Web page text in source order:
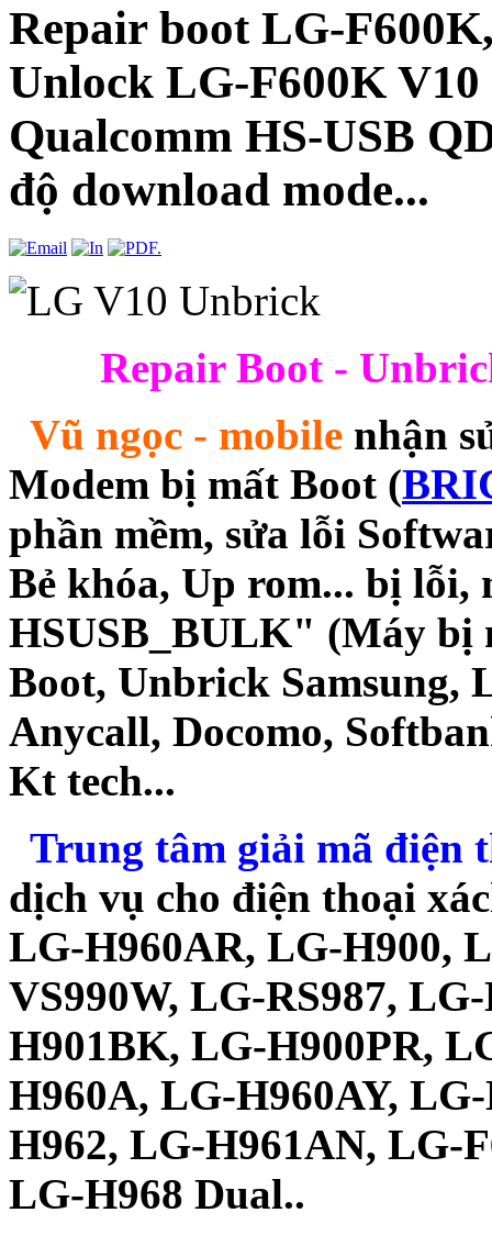
Repair boot LG-
Unlock LG-F600K
Qualcomm HS-USB
độ download mode...
Repair Boot -
Vũ ngọc - mobile nhận
Modem bị mất Boot (
phần mềm, sửa lỗi
Bẻ khóa, Up rom... bị
HSUSB_BULK" (Máy bị
Boot, Unbrick Samsung,
Anycall, Docomo,
Kt tech...
Trung tâm giải mã điện
dịch vụ cho điện thoại
LG-H960AR, LG-H900,
VS990W, LG-RS987,
H901BK, LG-H900PR,
H960A, LG-H960AY,
H962, LG-H961AN, LG-
LG-H968 Dual..